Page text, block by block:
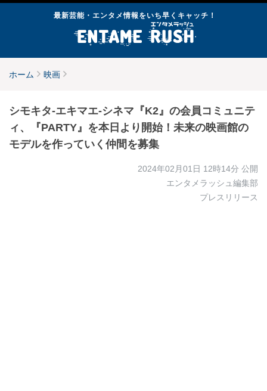
最新芸能・エンタメ情報をいち早くキャッチ！
ホーム 映画
シモキタ-エキマエ-シネマ『K2』の会員コミュニテ
ィ、『PARTY』を本日より開始！未来の映画館の
モデルを作っていく仲間を募集
2024年02月01日 12時14分 公開
エンタメラッシュ編集部
プレスリリース